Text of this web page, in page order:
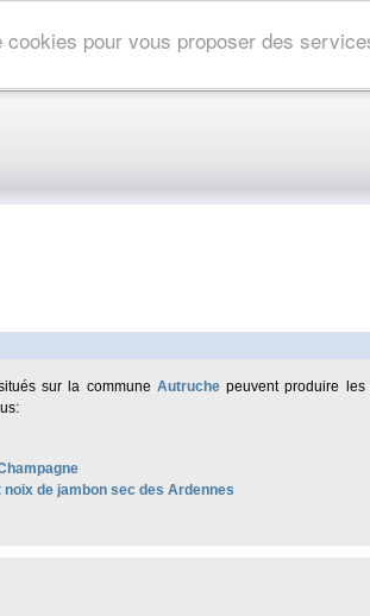
pour vous proposer des
sur la commune Autruchepeuvent produire les
de jambon sec des Ardennes